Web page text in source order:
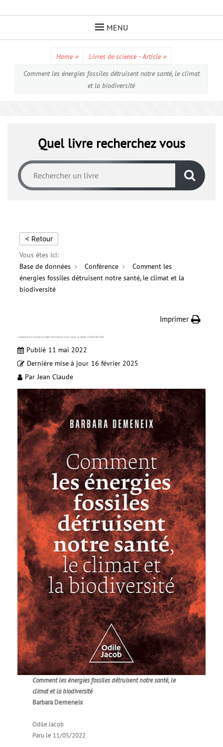
MENU
Home » Livres de science - Article »
Comment les énergies fossiles détruisent notre santé, le climat
et la biodiversité
Quel livre recherchez vous
< Retour
Vous êtes ici:
Base de données
Conférence
Comment les
énergies fossiles détruisent notre santé, le climat et la
biodiversité
Imprimer
Comment les énergies fossiles détruisent notre santé, le climat et la biodiversité
Publié 11 mai 2022
Dernière mise à jour 16 février 2025
Par Jean Claude
Comment les énergies fossiles détruisent notre santé, le
climat et la biodiversité
Barbara Demeneix
Odile Jacob
Paru le 11/05/2022